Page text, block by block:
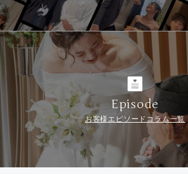
Episode
お客様エピソードコラム一覧